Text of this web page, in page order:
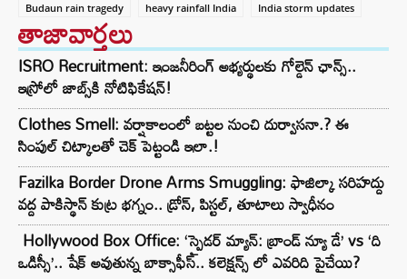
Budaun rain tragedy
heavy rainfall India India storm updates
తాజావార్తలు
ISRO Recruitment: ఇంజనీరింగ్‌ అభ్యర్థులకు గోల్డెన్‌ ఛాన్స్..
ఇస్రోలో జాబ్స్‌కి నోటిఫికేషన్!
Clothes Smell: వర్షాకాలంలో బట్టల నుంచి దుర్వాసనా.? ఈ
సింపుల్ చిట్కాలతో చెక్ పెట్టండి ఇలా.!
Fazilka Border Drone Arms Smuggling: ఫాజిల్కా సరిహద్దు
వద్ద పాకిస్థాన్ కుట్ర భగ్నం.. డ్రోన్, పిస్టల్, తూటాలు స్వాధీనం
Hollywood Box Office: ‘స్పైడర్ మ్యాన్: బ్రాండ్ న్యూ డే’ vs ‘ది
ఒడిస్సీ’.. షేక్ అవుతున్న బాక్సాఫీస్.. కలెక్షన్స్ లో ఎవరిది పైచేయి?